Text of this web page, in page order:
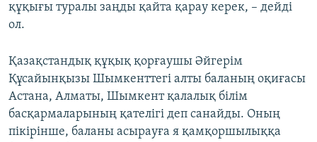
құқығы туралы заңды қайта қарау керек, – дейді
ол.
Қазақстандық құқық қорғаушы Әйгерім
Құсайынқызы Шымкенттегі алты баланың оқиғасы
Астана, Алматы, Шымкент қалалық білім
басқармаларының қателігі деп санайды. Оның
пікірінше, баланы асырауға я қамқоршылыққа